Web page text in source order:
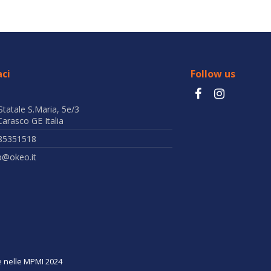
S.Maria, 5e/3
GE Italia
Follow us
nelle MPMI 2024